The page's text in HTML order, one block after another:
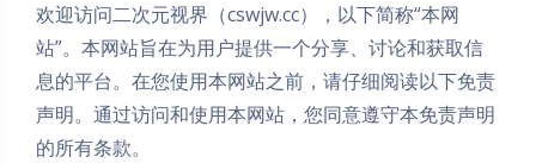
欢迎访问二次元视界（cswjw.cc），以下简称“本网
站”。本网站旨在为用户提供一个分享、讨论和获取信
息的平台。在您使用本网站之前，请仔细阅读以下免责
声明。通过访问和使用本网站，您同意遵守本免责声明
的所有条款。